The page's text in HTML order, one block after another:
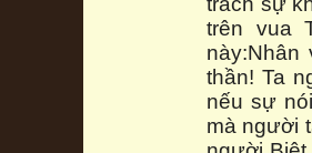
trên vua
thần! Ta
nếu sự
mà người